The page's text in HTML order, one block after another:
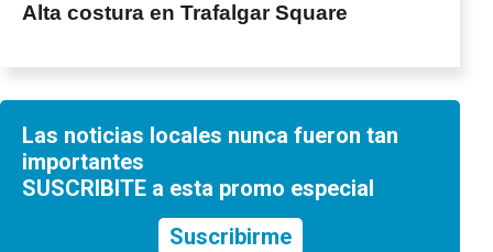
Alta costura en Trafalgar Square
Las noticias locales nunca fueron tan
importantes
SUSCRIBITE a esta promo especial
Suscribirme